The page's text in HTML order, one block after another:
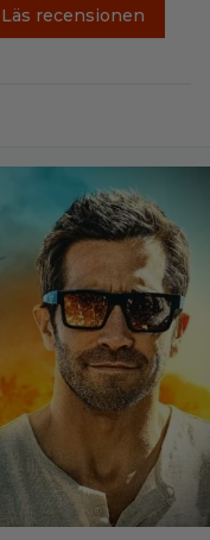
Läs recensionen